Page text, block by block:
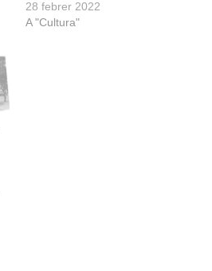
28 febrer 2022
A "Cultura"